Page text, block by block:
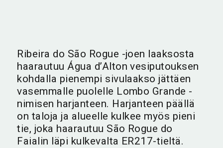
Ribeira do São Rogue -joen laaksosta
haarautuu Água d’Alton vesiputouksen
kohdalla pienempi sivulaakso jättäen
vasemmalle puolelle Lombo Grande -
nimisen harjanteen. Harjanteen päällä
on taloja ja alueelle kulkee myös pieni
tie, joka haarautuu São Rogue do
Faialin läpi kulkevalta ER217-tieltä.